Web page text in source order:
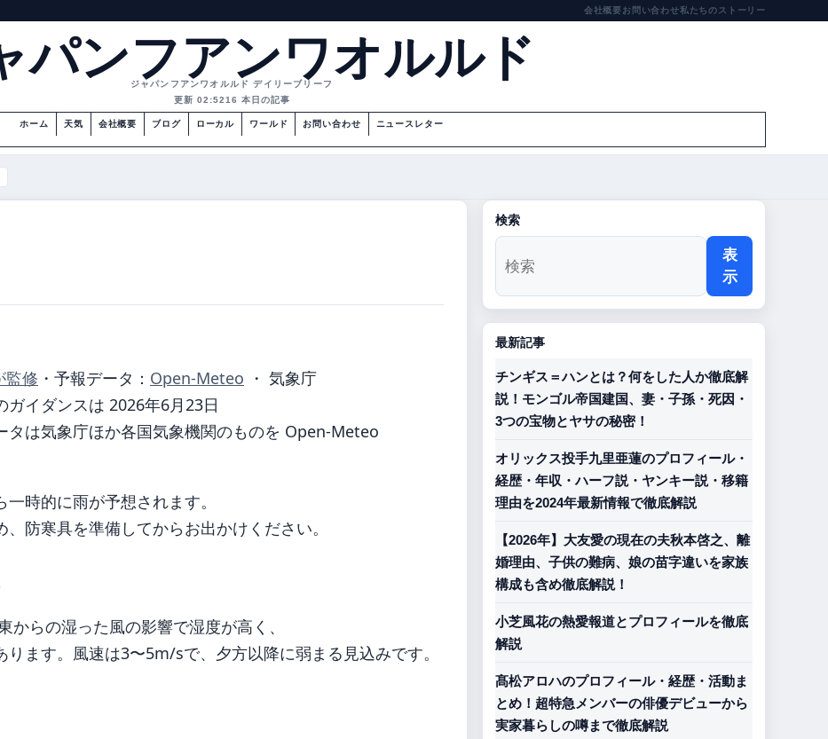
会社概要お問い合わせ私たちのストーリー
パンフアンワオルルド
ジャパンフアンワオルルド デイリーブリーフ
更新 02:5216 本日の記事
ホーム 天気 会社概要 ブログ ローカル ワールド お問い合わせ ニュースレター
監修 ・ 予報データ： Open-Meteo ・ 気象庁
イダンスは 2026年6月23日
タは気象庁ほか各国気象機関のものを Open-Meteo
時的に雨が予想されます。
防寒具を準備してからお出かけください。
らの湿った風の影響で湿度が高く、
ます。風速は3〜5m/sで、夕方以降に弱まる見込みです。
検索
表
示
最新記事
チンギス＝ハンとは？何をした人か徹底解
説！モンゴル帝国建国、妻・子孫・死因・
3つの宝物とヤサの秘密！
オリックス投手九里亜蓮のプロフィール・
経歴・年収・ハーフ説・ヤンキー説・移籍
理由を2024年最新情報で徹底解説
【2026年】大友愛の現在の夫秋本啓之、離
婚理由、子供の難病、娘の苗字違いを家族
構成も含め徹底解説！
小芝風花の熱愛報道とプロフィールを徹底
解説
髙松アロハのプロフィール・経歴・活動ま
とめ！超特急メンバーの俳優デビューから
実家暮らしの噂まで徹底解説